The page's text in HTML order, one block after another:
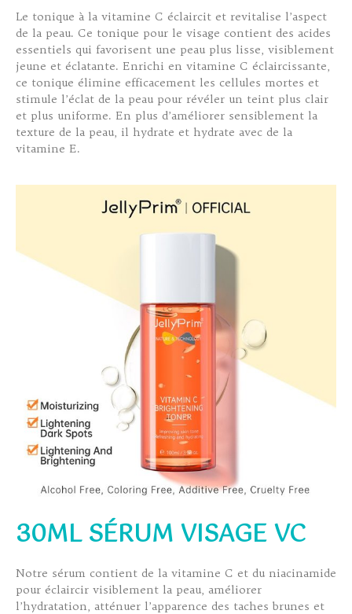
Le tonique à la vitamine C éclaircit et revitalise l’aspect
de la peau. Ce tonique pour le visage contient des acides
essentiels qui favorisent une peau plus lisse, visiblement
jeune et éclatante. Enrichi en vitamine C éclaircissante,
ce tonique élimine efficacement les cellules mortes et
stimule l’éclat de la peau pour révéler un teint plus clair
et plus uniforme. En plus d’améliorer sensiblement la
texture de la peau, il hydrate et hydrate avec de la
vitamine E.
30ML SÉRUM VISAGE VC
Notre sérum contient de la vitamine C et du niacinamide
pour éclaircir visiblement la peau, améliorer
l’hydratation, atténuer l’apparence des taches brunes et